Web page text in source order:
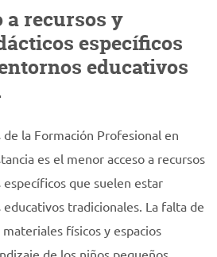
a recursos y
específicos
educativos
de la Formación Profesional en
es el menor acceso a recursos
que suelen estar
tradicionales. La falta de
físicos y espacios
de los niños pequeños